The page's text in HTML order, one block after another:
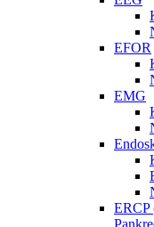
EFOR
EMG
ERCP